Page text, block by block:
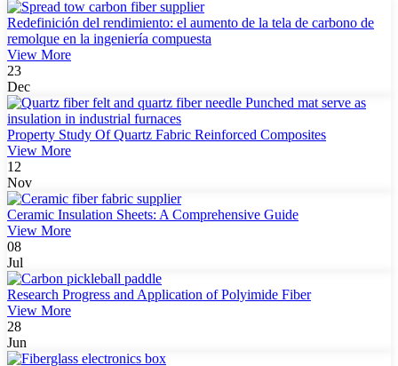
Redefinición del rendimiento: el aumento de la tela de carbono de
remolque en la ingeniería compuesta
View More
23
Dec
Property Study Of Quartz Fabric Reinforced Composites
View More
12
Nov
Ceramic Insulation Sheets: A Comprehensive Guide
View More
08
Jul
Research Progress and Application of Polyimide Fiber
View More
28
Jun